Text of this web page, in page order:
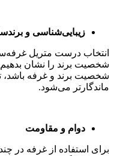
زیبایی‌شناسی و
انتخاب درست متریل
شخصیت برند را نشان
شخصیت برند و غرفه باشد،
ماندگارتر می‌شود.
دوام و مقاومت
برای استفاده از غرفه در